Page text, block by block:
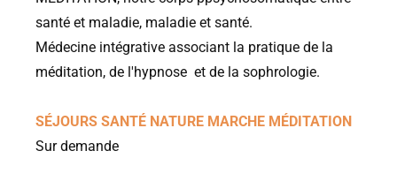
santé et maladie, maladie et santé.
Médecine intégrative associant la pratique de la
méditation, de l'hypnose et de la sophrologie.
SÉJOURS SANTÉ NATURE MARCHE MÉDITATION
Sur demande